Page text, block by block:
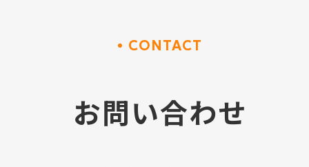
CONTACT
お問い合わせ